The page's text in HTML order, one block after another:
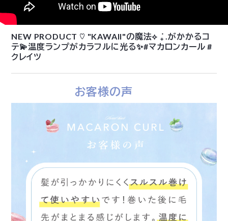
NEW PRODUCT ♡ "KAWAII"の魔法⟡ ݁₊ .がかかるコ
テ💫温度ランプがカラフルに光る✨#マカロンカール #
クレイツ
お客様の声